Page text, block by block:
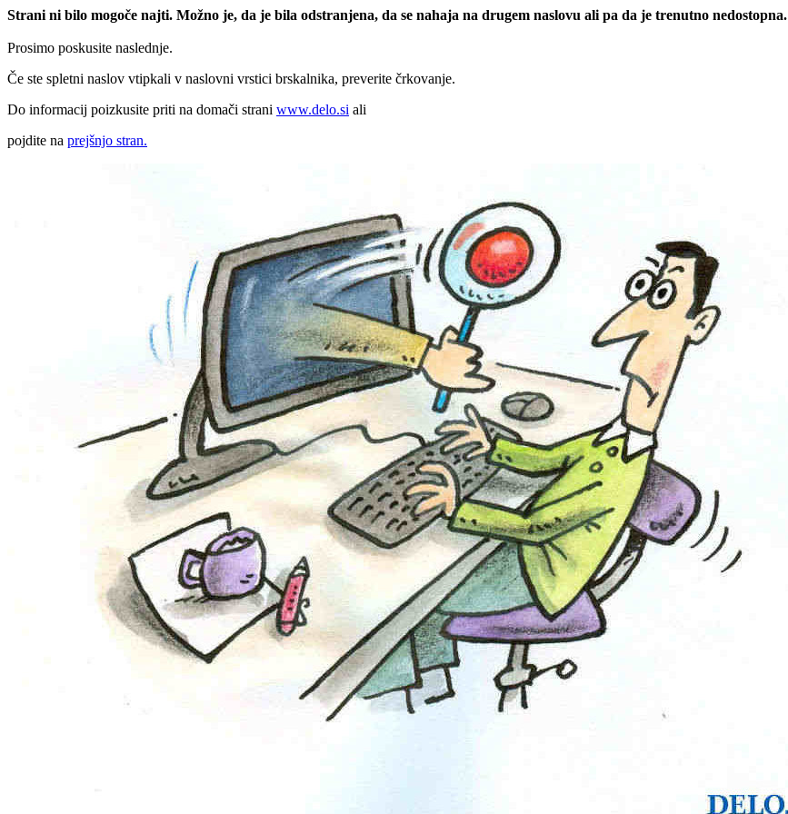
Strani ni bilo mogoče najti. Možno je, da je bila odstranjena, da se nahaja na drugem naslovu ali pa da je trenutno nedostopna.
Prosimo poskusite naslednje.
Če ste spletni naslov vtipkali v naslovni vrstici brskalnika, preverite črkovanje.
Do informacij poizkusite priti na domači strani www.delo.si ali
pojdite na prejšnjo stran.